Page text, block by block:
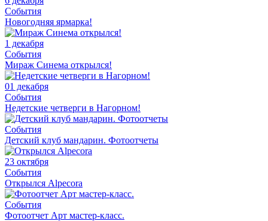
События
Новогодняя ярмарка!
1 декабря
События
Мираж Синема открылся!
01 декабря
События
Недетские четверги в Нагорном!
События
Детский клуб мандарин. Фотоотчеты
23 октября
События
Открылся Alpecora
События
Фотоотчет Арт мастер-класс.